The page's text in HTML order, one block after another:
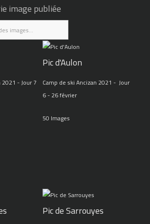
image publiée
- Jour 7
Pic d'Aulon
Camp de ski Ancizan 2021 - Jour
6 - 26 février
50 Images
Pic de Sarrouyes